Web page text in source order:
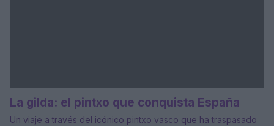
La gilda: el pintxo que conquista España
Un viaje a través del icónico pintxo vasco que ha traspasado